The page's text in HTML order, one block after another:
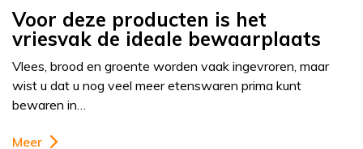
Voor deze producten is het
vriesvak de ideale bewaarplaats
Vlees, brood en groente worden vaak ingevroren, maar
wist u dat u nog veel meer etenswaren prima kunt
bewaren in…
Meer